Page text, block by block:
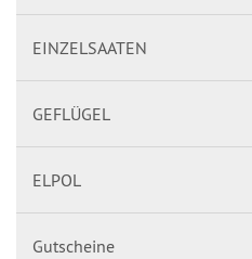
EINZELSAATEN
GEFLÜGEL
ELPOL
Gutscheine